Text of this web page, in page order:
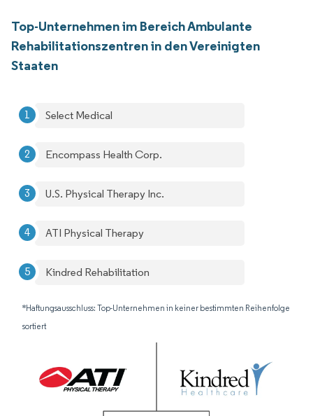
Top-Unternehmen im Bereich Ambulante
Rehabilitationszentren in den Vereinigten
Staaten
Select Medical
Encompass Health Corp.
U.S. Physical Therapy Inc.
ATI Physical Therapy
Kindred Rehabilitation
*Haftungsausschluss: Top-Unternehmen in keiner bestimmten Reihenfolge
sortiert